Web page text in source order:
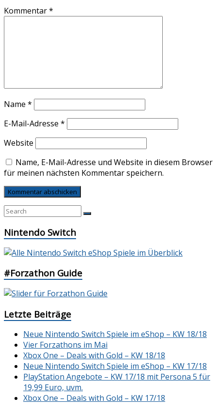
Kommentar*
Name *
E-Mail-Adresse *
Website
Name, E-Mail-Adresse und Website in diesem Browser
für meinen nächsten Kommentar speichern.
Nintendo Switch
#Forzathon Guide
Letzte Beiträge
Neue Nintendo Switch Spiele im eShop – KW 18/18
Vier Forzathons im Mai
Xbox One – Deals with Gold – KW 18/18
Neue Nintendo Switch Spiele im eShop – KW 17/18
PlayStation Angebote – KW 17/18 mit Persona 5 für
19,99 Euro, uvm.
Xbox One – Deals with Gold – KW 17/18